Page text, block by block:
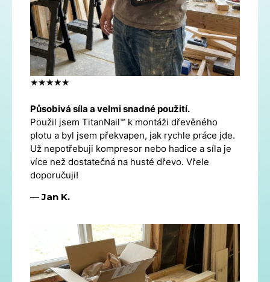
★★★★★
Působivá síla a velmi snadné použití.
Použil jsem TitanNail™ k montáži dřevěného
plotu a byl jsem překvapen, jak rychle práce jde.
Už nepotřebuji kompresor nebo hadice a síla je
více než dostatečná na husté dřevo. Vřele
doporučuji!
—Jan K.